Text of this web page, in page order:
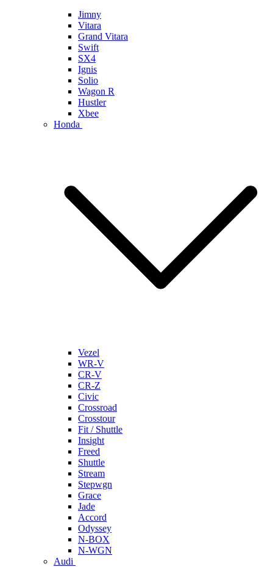
Jimny
Vitara
Grand Vitara
Swift
SX4
Ignis
Solio
Wagon R
Hustler
Xbee
Honda
Vezel
WR-V
CR-V
CR-Z
Civic
Crossroad
Crosstour
Fit / Shuttle
Insight
Freed
Shuttle
Stream
Stepwgn
Grace
Jade
Accord
Odyssey
N-BOX
N-WGN
Audi